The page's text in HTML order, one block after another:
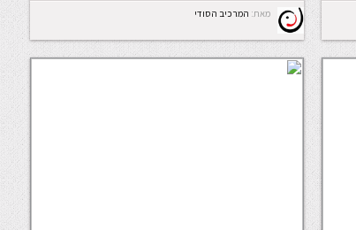
מאת: המרכיב הסודי